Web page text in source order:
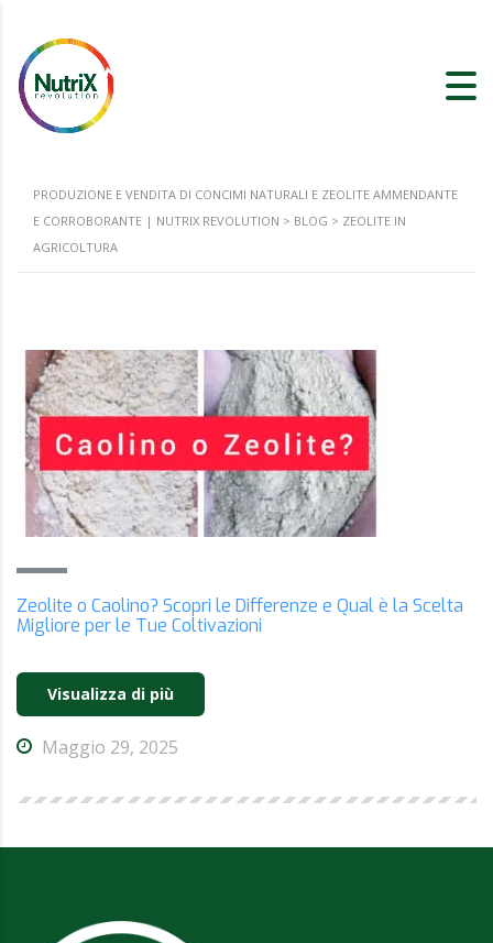
PRODUZIONE E VENDITA DI CONCIMI NATURALI E ZEOLITE AMMENDANTE
E CORROBORANTE | NUTRIX REVOLUTION > BLOG > ZEOLITE IN
AGRICOLTURA
Zeolite o Caolino? Scopri le Differenze e Qual è la Scelta
Migliore per le Tue Coltivazioni
Visualizza di più
Maggio 29, 2025